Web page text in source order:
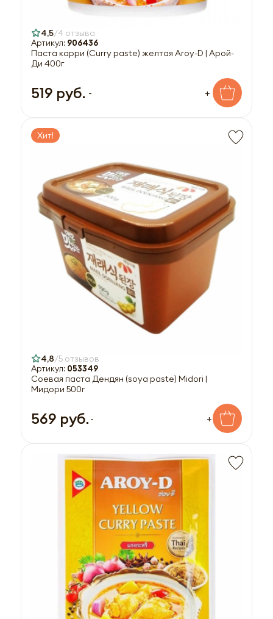
4,5 4 отзыва
Артикул: 906436
Паста карри (Curry paste) желтая Aroy-D | Арой-
Ди 400г
519 руб. - +
Хит!
4,8 5 отзывов
Артикул: 053349
Соевая паста Дендян (soya paste) Midori |
Мидори 500г
569 руб. - +